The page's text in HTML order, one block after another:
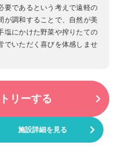
要であるという考えで遠軽の
が調和することで、自然が美
塩にかけた野菜や搾りたての
でいただく喜びを体感しませ
リーする
施設詳細を見る